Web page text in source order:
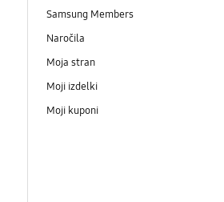
Samsung Members
Naročila
Moja stran
Moji izdelki
Moji kuponi